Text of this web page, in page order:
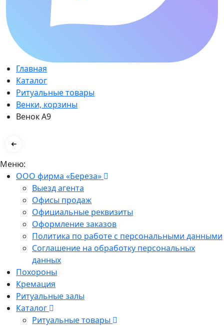
Меню:
ООО фирма «Береза»
Выезд агента
Офисы продаж
Официальные реквизиты
Оформление заказов
Политика по работе с персональными данными
Соглашение на обработку персональных
данных
Похороны
Кремация
Ритуальные залы
Каталог
Ритуальные товары
Главная
Каталог
Ритуальные товары
Венки, корзины
Венок А9